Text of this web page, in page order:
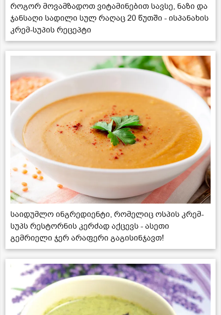
როგორ მოვამზადოთ ვიტამინებით სავსე, ნაზი და
ჯანსაღი სადილი სულ რაღაც 20 წუთში - ისპანახის
კრემ-სუპის რეცეპტი
საიდუმლო ინგრედიენტი, რომელიც ოსპის კრემ-
სუპს რესტორნის კერძად აქცევს - ასეთი
გემრიელი ჯერ არაფერი გაგისინჯავთ!